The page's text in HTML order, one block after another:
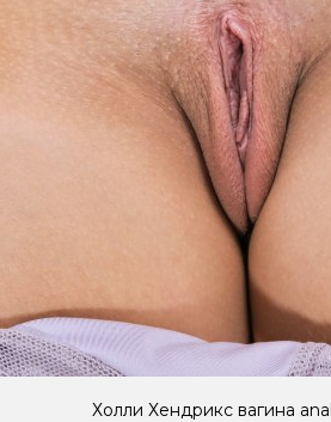
Холли Хендрикс вагина